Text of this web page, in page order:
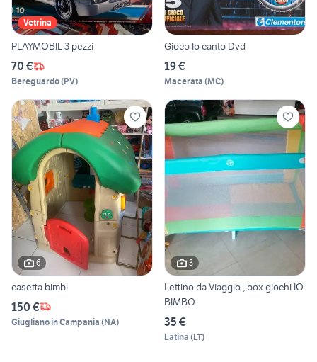
Vetrina
PLAYMOBIL 3 pezzi
70 €
Bereguardo(PV)
Gioco Io canto Dvd
19 €
Macerata (MC)
6
casetta bimbi
150 €
Giugliano in Campania (NA)
3
Lettino da Viaggio , box giochi IO
BIMBO
35 €
Latina (LT)